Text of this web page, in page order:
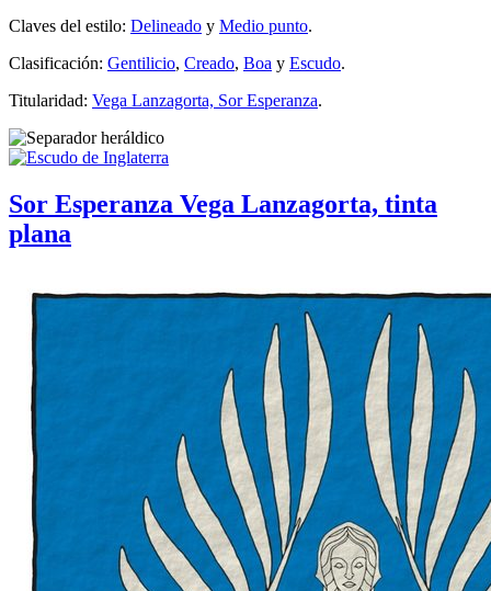
Claves del estilo: Delineado y Medio punto.
Clasificación: Gentilicio, Creado, Boa y Escudo.
Titularidad: Vega Lanzagorta, Sor Esperanza.
Sor Esperanza Vega Lanzagorta, tinta
plana